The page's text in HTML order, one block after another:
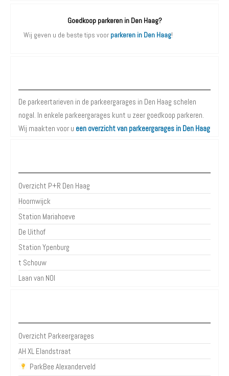
Goedkoop parkeren in Den Haag?
Wij geven u de beste tips voor parkeren in Den Haag!
De parkeertarieven in de parkeergarages in Den Haag schelen
nogal. In enkele parkeergarages kunt u zeer goedkoop parkeren.
Wij maakten voor u een overzicht van parkeergarages in Den Haag
Overzicht P+R Den Haag
Hoornwijck
Station Mariahoeve
De Uithof
Station Ypenburg
t Schouw
Laan van NOI
Overzicht Parkeergarages
AH XL Elandstraat
ParkBee Alexanderveld